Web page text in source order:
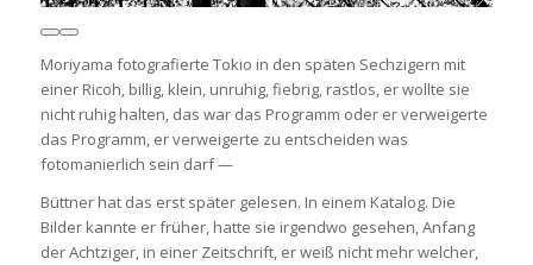
Moriyama fotografierte Tokio in den späten Sechzigern mit
einer Ricoh, billig, klein, unruhig, fiebrig, rastlos, er wollte sie
nicht ruhig halten, das war das Programm oder er verweigerte
das Programm, er verweigerte zu entscheiden was
fotomanierlich sein darf —
Büttner hat das erst später gelesen. In einem Katalog. Die
Bilder kannte er früher, hatte sie irgendwo gesehen, Anfang
der Achtziger, in einer Zeitschrift, er weiß nicht mehr welcher,